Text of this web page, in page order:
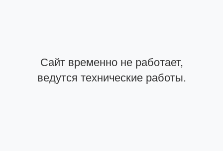
Сайт временно не работает,
ведутся технические работы.